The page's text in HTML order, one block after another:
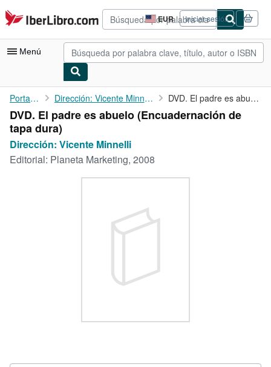
Pasar al contenido principal
IberLibro.com EUR
Preferencias
de
compra
del
Iniciar sesión
Menú
Mi cuenta
Consultar mis pedidos
Búsqueda avanzada
Colecciones
CERRAR
Portada Dirección: Vicente Minnelli DVD. El padre es abuelo
DVD. El padre es abuelo (Encuadernación de
tapa dura)
Dirección: Vicente Minnelli
Editorial: Planeta Marketing, 2008